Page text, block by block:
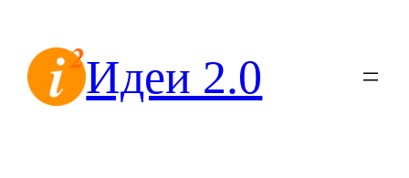
содержимомуИдеи 2.0